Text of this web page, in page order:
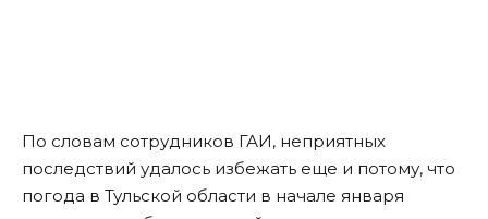
По словам сотрудников ГАИ, неприятных
последствий удалось избежать еще и потому, что
погода в Тульской области в начале января